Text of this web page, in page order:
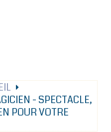
- SPECTACLE,
POUR VOTRE